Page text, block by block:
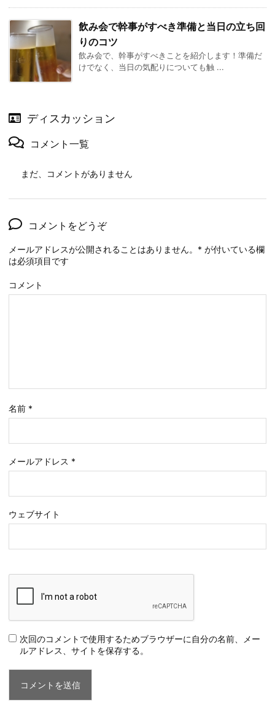
飲み会で幹事がすべき準備と当日の立ち回
りのコツ
飲み会で、幹事がすべきことを紹介します！準備だ
けでなく、当日の気配りについても触 ...
ディスカッション
コメント一覧
まだ、コメントがありません
コメントをどうぞ
メールアドレスが公開されることはありません。 * が付いている欄
は必須項目です
コメント
名前 *
メールアドレス *
ウェブサイト
次回のコメントで使用するためブラウザーに自分の名前、メー
ルアドレス、サイトを保存する。